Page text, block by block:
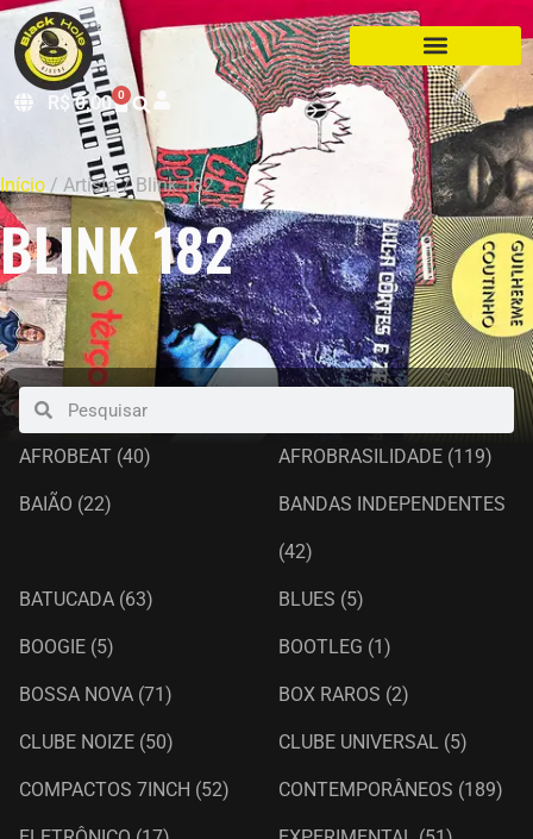
R$0,00 0
Início / Artista / Blink 182
BLINK 182
AFROBEAT (40) AFROBRASILIDADE (119)
BAIÃO (22) BANDAS INDEPENDENTES
(42)
BATUCADA (63) BLUES (5)
BOOGIE (5) BOOTLEG (1)
BOSSA NOVA (71) BOX RAROS (2)
CLUBE NOIZE (50) CLUBE UNIVERSAL (5)
COMPACTOS 7INCH (52) CONTEMPORÂNEOS (189)